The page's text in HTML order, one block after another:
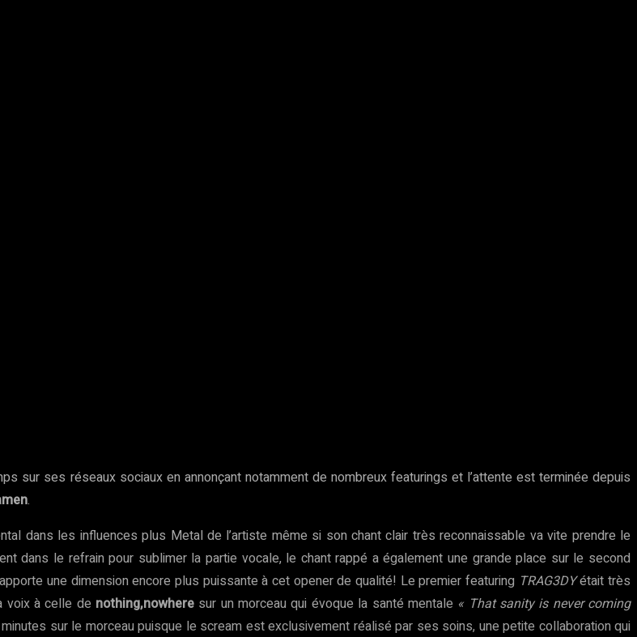
sur ses réseaux sociaux en annonçant notamment de nombreux featurings et l’attente est terminée depuis
.
dans les influences plus Metal de l’artiste même si son chant clair très reconnaissable va vite prendre le
dans le refrain pour sublimer la partie vocale, le chant rappé a également une grande place sur le second
une dimension encore plus puissante à cet opener de qualité! Le premier featuring TRAG3DYétait très
voix à celle de nothing,nowhere sur un morceau qui évoque la santé mentale « That sanity is never coming
sur le morceau puisque le scream est exclusivement réalisé par ses soins, une petite collaboration qui